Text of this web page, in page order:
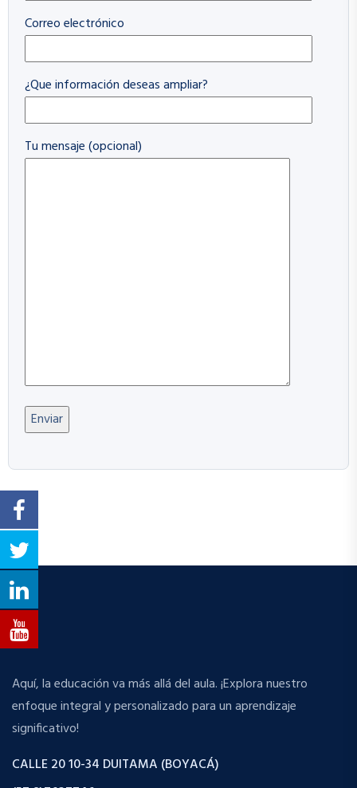
Correo electrónico
¿Que información deseas ampliar?
Tu mensaje (opcional)
Aquí, la educación va más allá del aula. ¡Explora nuestro
enfoque integral y personalizado para un aprendizaje
significativo!
CALLE 20 10-34 DUITAMA (BOYACÁ)